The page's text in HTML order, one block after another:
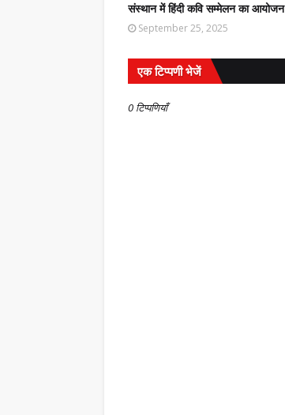
संस्थान में हिंदी कवि सम्मेलन का आयोजन
September 25, 2025
एक टिप्पणी भेजें
0 टिप्पणियाँ